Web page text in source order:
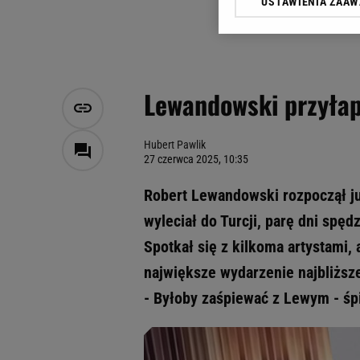
Lewandowski
Hubert Pawlik
27 czerwca 2025, 10:35
Robert Lewandowski rozpoczął
wyleciał do Turcji, parę dni
Spotkał się z kilkoma artystami,
największe wydarzenie
- Byłoby zaśpiewać z Lewym -
Klikając „Akceptuję”
Zaufanych Partnerów i
My, nasi Zaufani
badnie odbiorców i